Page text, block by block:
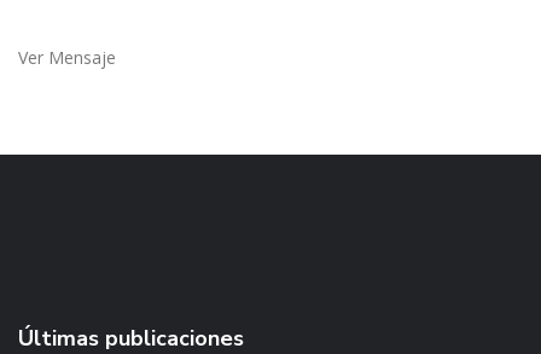
Ver Mensaje
Últimas publicaciones